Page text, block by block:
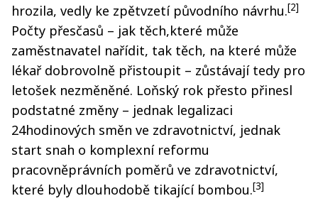
hrozila, vedly ke zpětvzetí původního návrhu.[2]
Počty přesčasů – jak těch,které může
zaměstnavatel nařídit, tak těch, na které může
lékař dobrovolně přistoupit – zůstávají tedy pro
letošek nezměněné. Loňský rok přesto přinesl
podstatné změny – jednak legalizaci
24hodinových směn ve zdravotnictví, jednak
start snah o komplexní reformu
pracovněprávních poměrů ve zdravotnictví,
které byly dlouhodobě tikající bombou.[3]